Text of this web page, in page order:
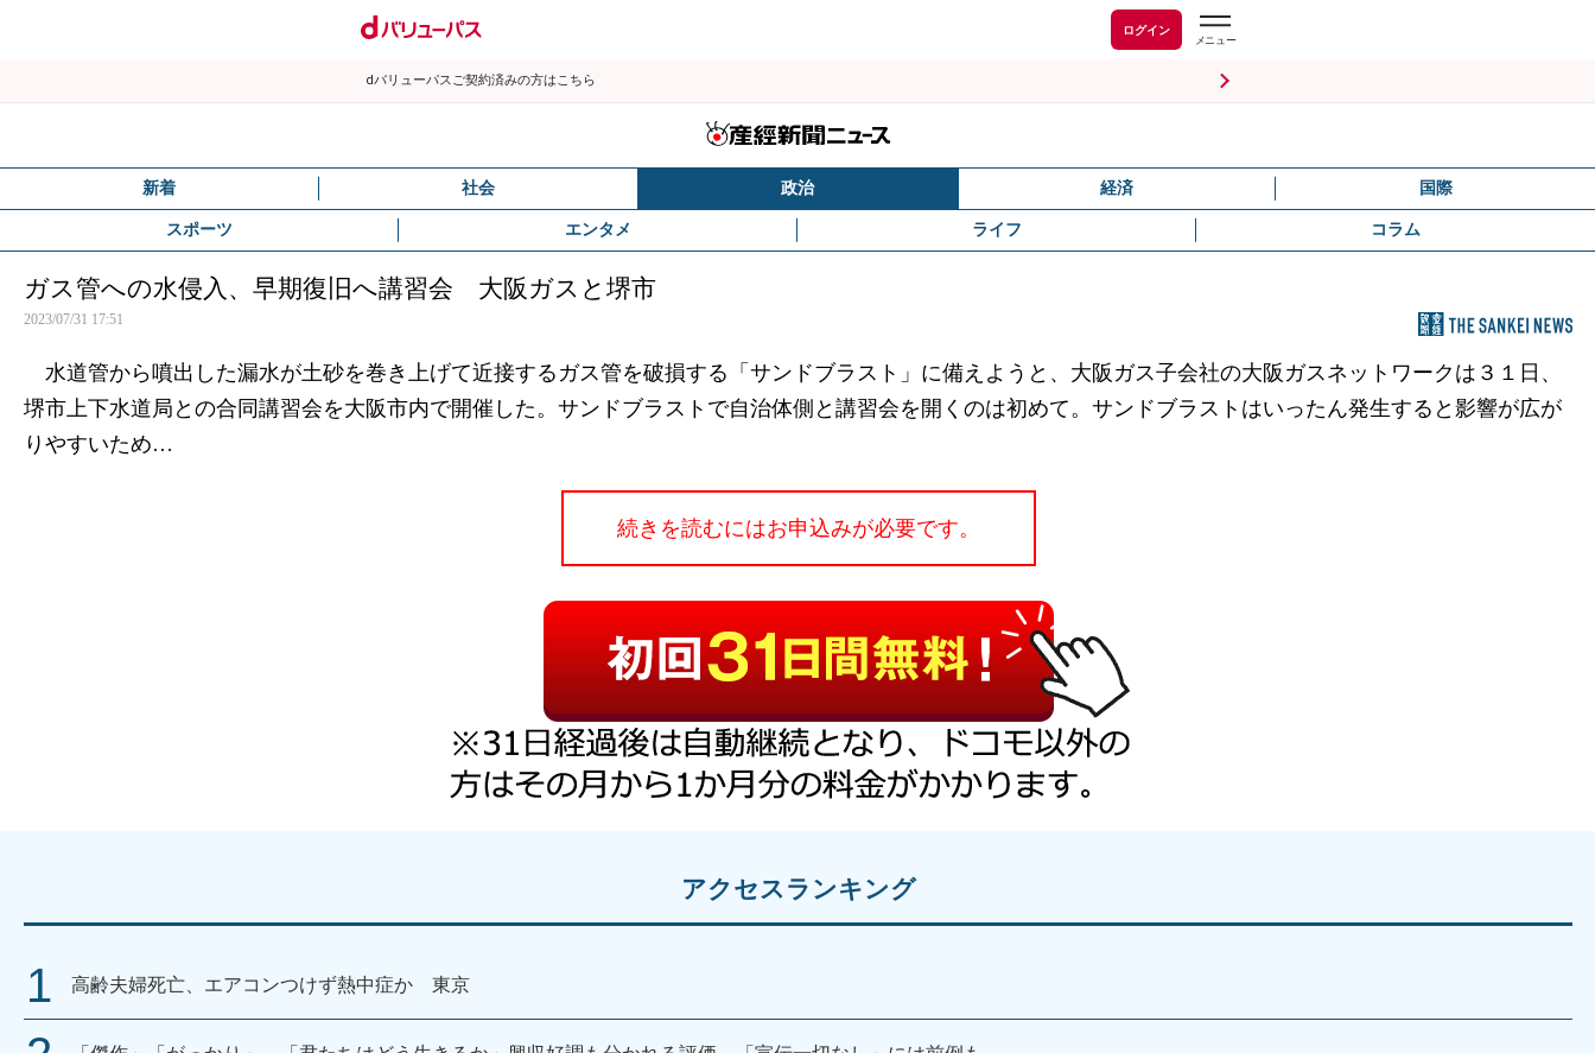
ログイン
dバリューパスご契約済みの方はこちら
新着 社会 政治 経済 国際
スポーツ エンタメ ライフ コラム
ガス管への水侵入、早期復旧へ講習会 大阪ガスと堺市
2023/07/31 17:51
水道管から噴出した漏水が土砂を巻き上げて近接するガス管を破損する「サンドブラスト」に備えようと、大阪ガス子会社の大阪ガスネットワークは３１日、
堺市上下水道局との合同講習会を大阪市内で開催した。サンドブラストで自治体側と講習会を開くのは初めて。サンドブラストはいったん発生すると影響が広が
りやすいため…
続きを読むにはお申込みが必要です。
アクセスランキング
高齢夫婦死亡、エアコンつけず熱中症か 東京